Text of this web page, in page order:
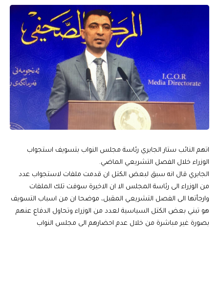
اتهم النائب ستار الجابري رئاسة مجلس النواب بتسويف استجواب
الوزراء خلال الفصل التشريعي الماضي.
الجابري قال انه سبق لبعض الكتل ان قدمت ملفات لاستجواب عدد
من الوزراء الى رئاسة المجلس الا ان الاخيرة سوفت تلك الملفات
وارجأتها الى الفصل التشريعي المقبل، موضحا ان من اسباب التسويف
هو تبني بعض الكتل السياسية لعدد من الوزراء وتحاول الدفاع عنهم
بصورة غير مباشرة من خلال عدم احضارهم الى مجلس النواب